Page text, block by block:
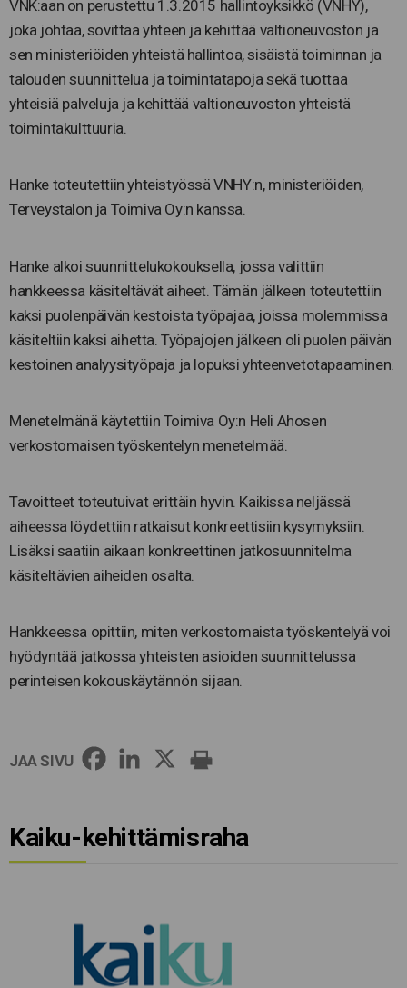
VNK:aan on perustettu 1.3.2015 hallintoyksikkö (VNHY),
joka johtaa, sovittaa yhteen ja kehittää valtioneuvoston ja
sen ministeriöiden yhteistä hallintoa, sisäistä toiminnan ja
talouden suunnittelua ja toimintatapoja sekä tuottaa
yhteisiä palveluja ja kehittää valtioneuvoston yhteistä
toimintakulttuuria.
Hanke toteutettiin yhteistyössä VNHY:n, ministeriöiden,
Terveystalon ja Toimiva Oy:n kanssa.
Hanke alkoi suunnittelukokouksella, jossa valittiin
hankkeessa käsiteltävät aiheet. Tämän jälkeen toteutettiin
kaksi puolenpäivän kestoista työpajaa, joissa molemmissa
käsiteltiin kaksi aihetta. Työpajojen jälkeen oli puolen päivän
kestoinen analyysityöpaja ja lopuksi yhteenvetotapaaminen.
Menetelmänä käytettiin Toimiva Oy:n Heli Ahosen
verkostomaisen työskentelyn menetelmää.
Tavoitteet toteutuivat erittäin hyvin. Kaikissa neljässä
aiheessa löydettiin ratkaisut konkreettisiin kysymyksiin.
Lisäksi saatiin aikaan konkreettinen jatkosuunnitelma
käsiteltävien aiheiden osalta.
Hankkeessa opittiin, miten verkostomaista työskentelyä voi
hyödyntää jatkossa yhteisten asioiden suunnittelussa
perinteisen kokouskäytännön sijaan.
JAA SIVU
Kaiku-kehittämisraha